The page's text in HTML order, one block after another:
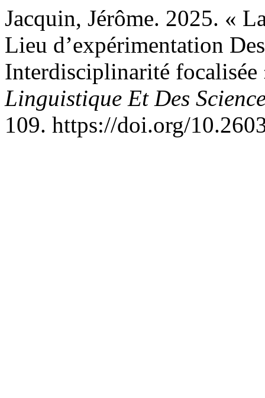
Jacquin, Jérôme. 2025. «
Lieu d’expérimentation
Interdisciplinarité
Linguistique Et Des
109. https://doi.org/